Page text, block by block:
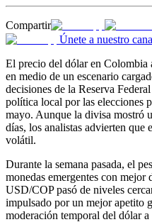
Compartir
Únete a nuestro
El precio del dólar en Colombia
en medio de un escenario
decisiones de la Reserva
política local por las elecciones
mayo. Aunque la divisa mostró
días, los analistas advierten que
volátil.
Durante la semana pasada, el
monedas emergentes con mejor
USD/COP pasó de niveles
impulsado por un mejor apetito
moderación temporal del dólar